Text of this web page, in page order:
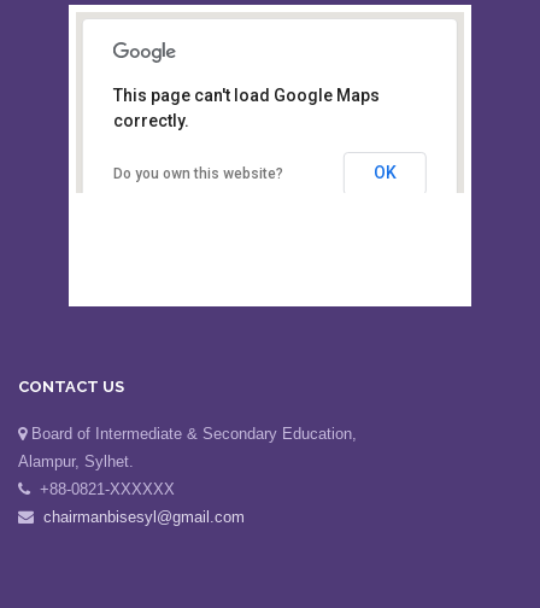
Board of Intermediate &
Sylhet
This page can't load Google Maps
Board of Intermediate & Secondary Education,
Alampur, Sylhet.
+88-0821-XXXXXX